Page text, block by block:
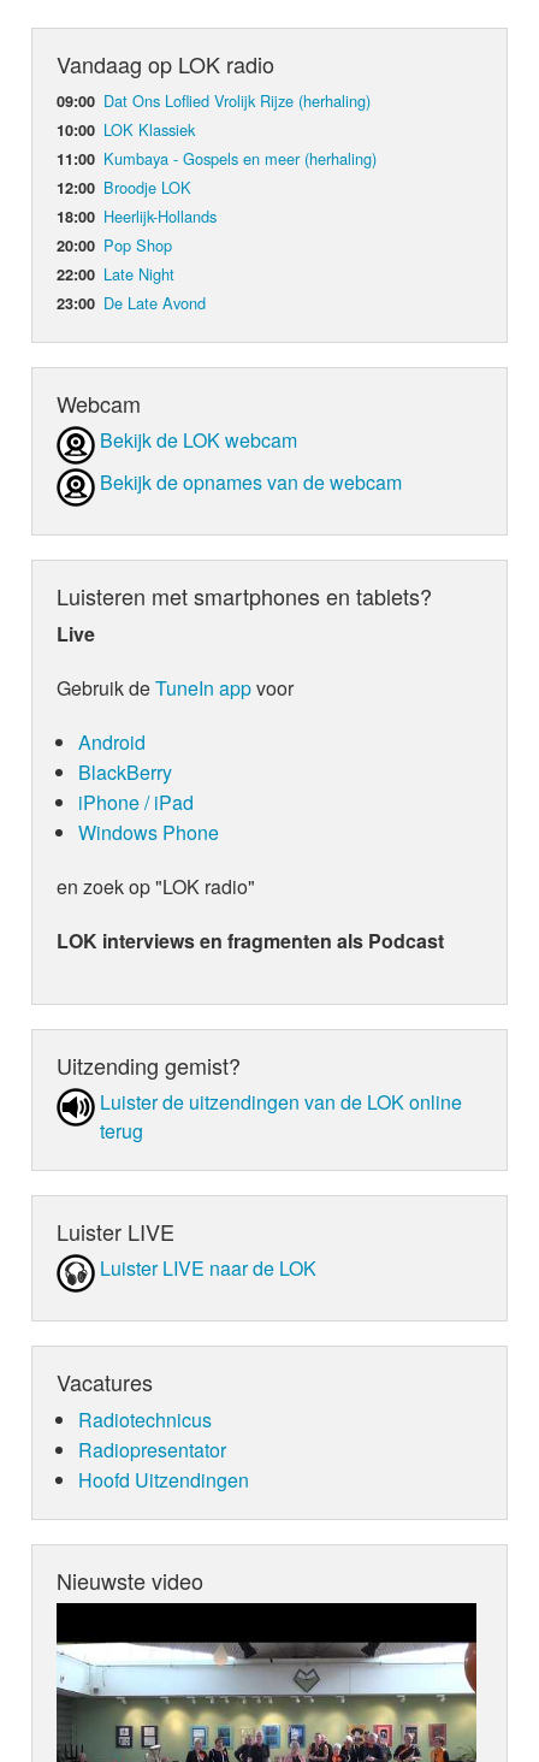
Vandaag op LOK radio
09:00 Dat Ons Loflied Vrolijk Rijze (herhaling)
10:00 LOK Klassiek
11:00 Kumbaya - Gospels en meer (herhaling)
12:00 Broodje LOK
18:00 Heerlijk-Hollands
20:00 Pop Shop
22:00 Late Night
23:00 De Late Avond
Webcam
Bekijk de LOK webcam
Bekijk de opnames van de webcam
Luisteren met smartphones en tablets?
Live
Gebruik deTuneIn appvoor
Android
BlackBerry
iPhone / iPad
Windows Phone
en zoek op "LOK radio"
LOK interviews en fragmenten als Podcast
Uitzending gemist?
Luister de uit­zen­din­gen van de LOK online
terug
Luister LIVE
Luister LIVE naar de LOK
Vacatures
Radiotechnicus
Radiopresentator
Hoofd Uitzendingen
Nieuwste video